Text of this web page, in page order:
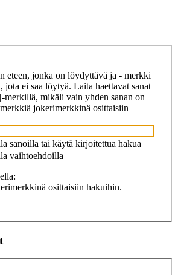
eteen, jonka on löydyttävä ja - merkki
jota ei saa löytyä. Laita haettavat sanat
|-merkillä, mikäli vain yhden sanan on
jokerimerkkinä osittaisiin
sanoilla tai käytä kirjoitettua hakua
vaihtoehdoilla
osittaisiin hakuihin.